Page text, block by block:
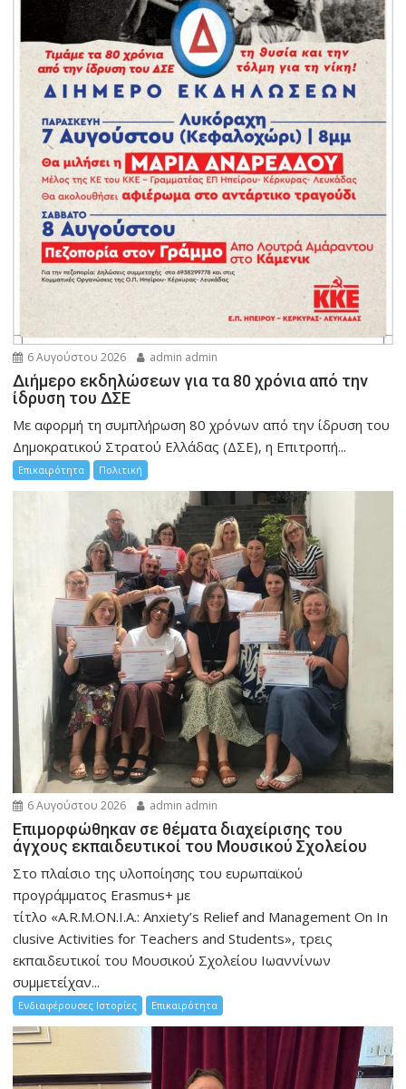
6 Αυγούστου 2026 admin admin
Διήμερο εκδηλώσεων για τα 80 χρόνια από την
ίδρυση του ΔΣΕ
Με αφορμή τη συμπλήρωση 80 χρόνων από την ίδρυση του
Δημοκρατικού Στρατού Ελλάδας (ΔΣΕ), η Επιτροπή...
Επικαιρότητα Πολιτική
6 Αυγούστου 2026 admin admin
Eπιμορφώθηκαν σε θέματα διαχείρισης του
άγχους εκπαιδευτικοί του Μουσικού Σχολείου
Στο πλαίσιο της υλοποίησης του ευρωπαϊκού
προγράμματος Erasmus+ με
τίτλο «A.R.M.ON.I.A.: Anxiety’s Relief and Management On In
clusive Activities for Teachers and Students», τρεις
εκπαιδευτικοί του Μουσικού Σχολείου Ιωαννίνων
συμμετείχαν...
Ενδιαφέρουσες Ιστορίες Επικαιρότητα